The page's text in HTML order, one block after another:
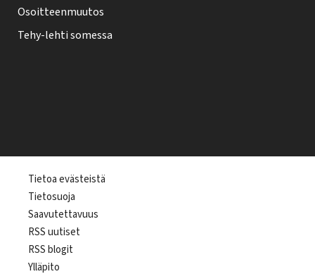
Osoitteenmuutos
Tehy-lehti somessa
Tietoa evästeistä
Tietosuoja
Saavutettavuus
RSS uutiset
RSS blogit
Ylläpito